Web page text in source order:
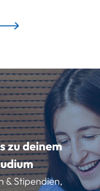
zu deinem
& Stipendien,